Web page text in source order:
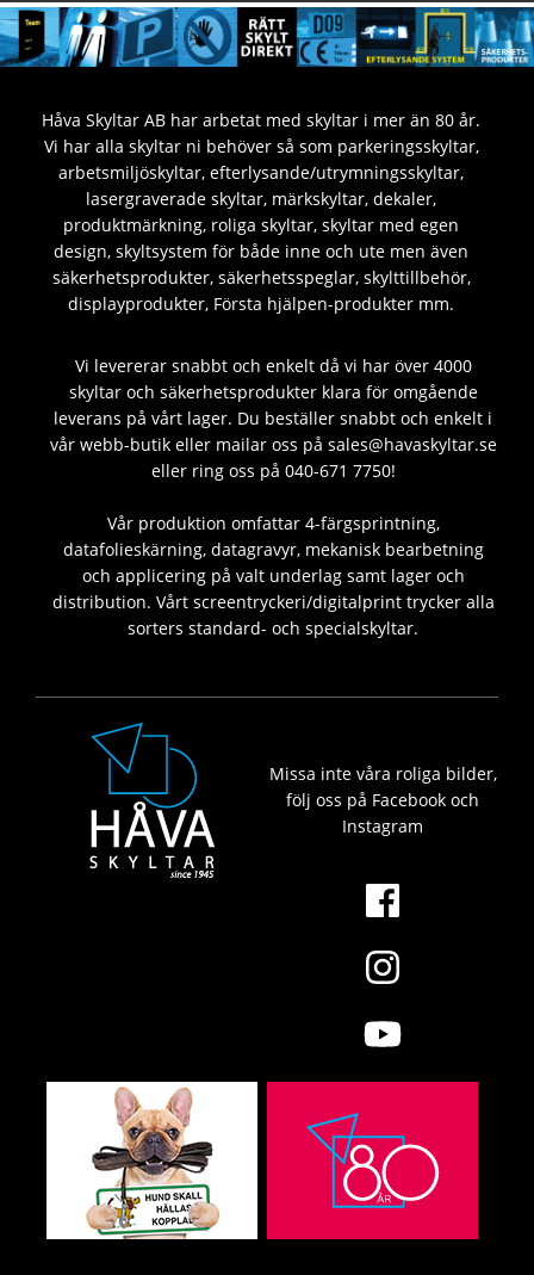
Håva Skyltar AB har arbetat med skyltar i mer än 80 år.
Vi har alla skyltar ni behöver så som parkeringsskyltar,
arbetsmiljöskyltar, efterlysande/utrymningsskyltar,
lasergraverade skyltar, märkskyltar, dekaler,
produktmärkning, roliga skyltar, skyltar med egen
design, skyltsystem för både inne och ute men även
säkerhetsprodukter, säkerhetsspeglar, skylttillbehör,
displayprodukter, Första hjälpen-produkter mm.
Vi levererar snabbt och enkelt då vi har över 4000
skyltar och säkerhetsprodukter klara för omgående
leverans på vårt lager. Du beställer snabbt och enkelt i
vår webb-butik eller mailar oss på sales@havaskyltar.se
eller ring oss på 040-671 7750!
Vår produktion omfattar 4-färgsprintning,
datafolieskärning, datagravyr, mekanisk bearbetning
och applicering på valt underlag samt lager och
distribution. Vårt screentryckeri/digitalprint trycker alla
sorters standard- och specialskyltar.
Missa inte våra roliga bilder,
följ oss på Facebook och
Instagram